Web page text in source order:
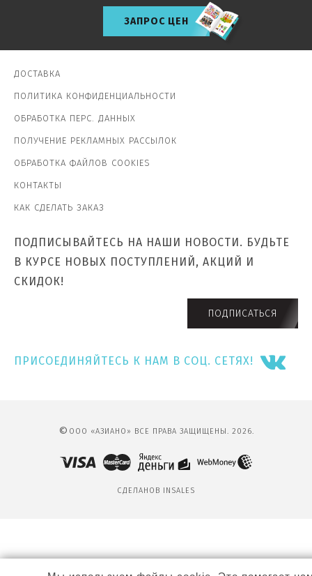
ЗАПРОС ЦЕН
ДОСТАВКА
ПОЛИТИКА КОНФИДЕНЦИАЛЬНОСТИ
ОБРАБОТКА ПЕРС. ДАННЫХ
ПОЛУЧЕНИЕ РЕКЛАМНЫХ РАССЫЛОК
ОБРАБОТКА ФАЙЛОВ COOKIES
КОНТАКТЫ
КАК СДЕЛАТЬ ЗАКАЗ
ПОДПИСЫВАЙТЕСЬ НА НАШИ НОВОСТИ. БУДЬТЕ
В КУРСЕ НОВЫХ ПОСТУПЛЕНИЙ, АКЦИЙ И
СКИДОК!
ПОДПИСАТЬСЯ
ПРИСОЕДИНЯЙТЕСЬ К НАМ В СОЦ. СЕТЯХ!
© ООО «АЗИАНО» ВСЕ ПРАВА ЗАЩИЩЕНЫ. 2026.
СДЕЛАНО В INSALES